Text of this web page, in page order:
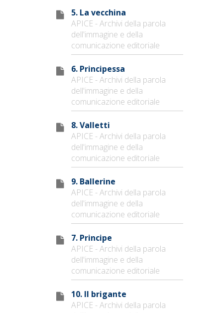
5. La vecchina
APICE - Archivi della parola
dell'immagine e della
comunicazione editoriale
6. Principessa
APICE - Archivi della parola
dell'immagine e della
comunicazione editoriale
8. Valletti
APICE - Archivi della parola
dell'immagine e della
comunicazione editoriale
9. Ballerine
APICE - Archivi della parola
dell'immagine e della
comunicazione editoriale
7. Principe
APICE - Archivi della parola
dell'immagine e della
comunicazione editoriale
10. Il brigante
APICE - Archivi della parola